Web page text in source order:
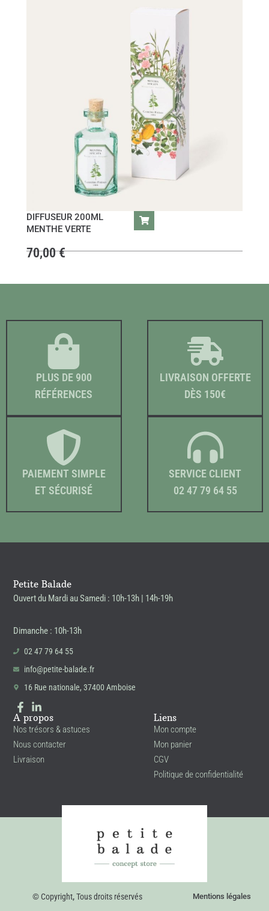
DIFFUSEUR 200ML
MENTHE VERTE
70,00€
PLUS DE 900
RÉFÉRENCES
LIVRAISON OFFERTE
DÈS 150€
PAIEMENT SIMPLE
ET SÉCURISÉ
SERVICE CLIENT
02 47 79 64 55
Petite Balade
Ouvert du Mardi au Samedi : 10h-13h | 14h-19h
Dimanche : 10h-13h
02 47 79 64 55
info@petite-balade.fr
16 Rue nationale, 37400 Amboise
A propos
Nos trésors & astuces
Nous contacter
Livraison
Liens
Mon compte
Mon panier
CGV
Politique de confidentialité
© Copyright,Tous droits réservés Mentions légales